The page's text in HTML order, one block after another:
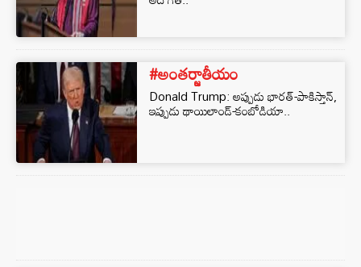
#అంతర్జాతీయం
Donald Trump: అప్పుడు భారత్-పాకిస్తాన్,
ఇప్పుడు థాయిలాండ్-కంబోడియా..